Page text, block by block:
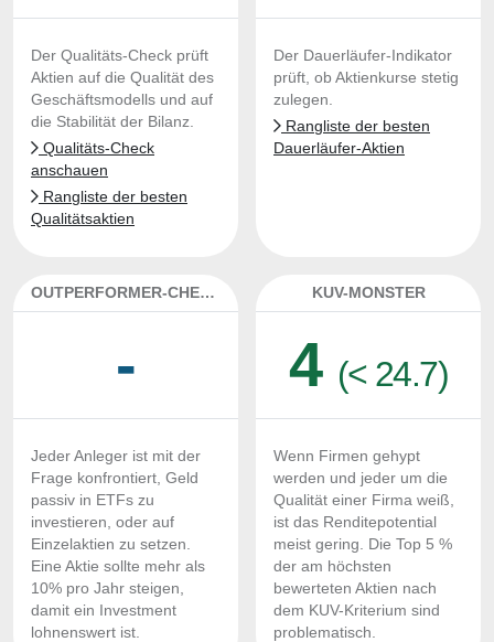
Der Qualitäts-Check prüft
Aktien auf die Qualität des
Geschäftsmodells und auf
die Stabilität der Bilanz.
Qualitäts-Check
anschauen
Rangliste der besten
Qualitätsaktien
Der Dauerläufer-Indikator
prüft, ob Aktienkurse stetig
zulegen.
Rangliste der besten
Dauerläufer-Aktien
OUTPERFORMER-CHECK
-
Jeder Anleger ist mit der
Frage konfrontiert, Geld
passiv in ETFs zu
investieren, oder auf
Einzelaktien zu setzen.
Eine Aktie sollte mehr als
10% pro Jahr steigen,
damit ein Investment
lohnenswert ist.
KUV-MONSTER
4 (< 24.7)
Wenn Firmen gehypt
werden und jeder um die
Qualität einer Firma weiß,
ist das Renditepotential
meist gering. Die Top 5 %
der am höchsten
bewerteten Aktien nach
dem KUV-Kriterium sind
problematisch.